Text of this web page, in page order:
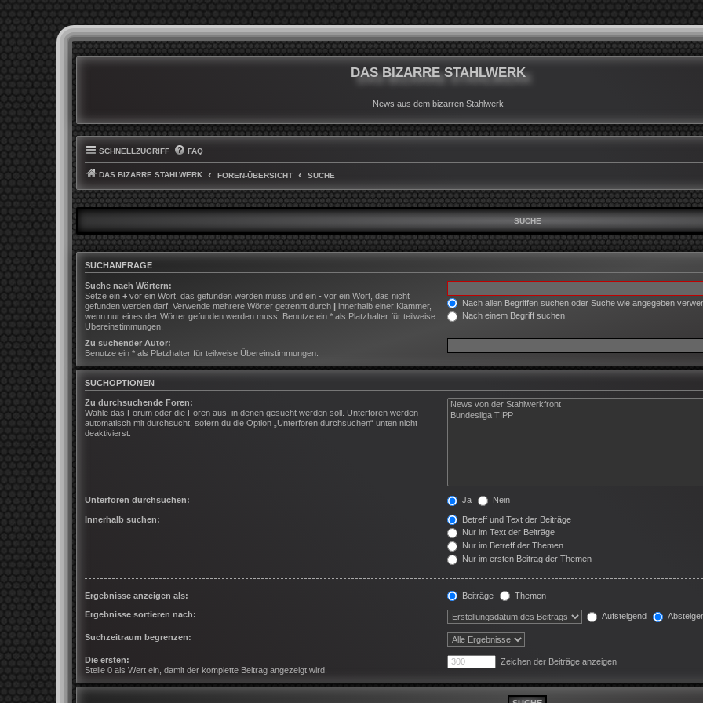
DAS BIZARRE STAHLWERK
News aus dem bizarren Stahlwerk
SCHNELLZUGRIFF FAQ
DAS BIZARRE STAHLWERK FOREN-ÜBERSICHT SUCHE
SUCHE
SUCHANFRAGE
Suche nach Wörtern:
Setze ein + vor ein Wort, das gefunden werden muss und ein - vor ein Wort, das nicht
gefunden werden darf. Verwende mehrere Wörter getrennt durch | innerhalb einer Klammer,
wenn nur eines der Wörter gefunden werden muss. Benutze ein * als Platzhalter für teilweise
Übereinstimmungen.
Nach allen Begriffen suchen oder Suche wie angegeben
Nach einem Begriff suchen
Zu suchender Autor:
Benutze ein * als Platzhalter für teilweise Übereinstimmungen.
SUCHOPTIONEN
Zu durchsuchende Foren:
Wähle das Forum oder die Foren aus, in denen gesucht werden soll. Unterforen werden
automatisch mit durchsucht, sofern du die Option „Unterforen durchsuchen“ unten nicht
deaktivierst.
Unterforen durchsuchen: Ja Nein
Innerhalb suchen:
Betreff und Text der Beiträge
Nur im Text der Beiträge
Nur im Betreff der Themen
Nur im ersten Beitrag der Themen
Ergebnisse anzeigen als: Beiträge Themen
Ergebnisse sortieren nach: Aufsteigend
Suchzeitraum begrenzen:
Die ersten:
Stelle 0 als Wert ein, damit der komplette Beitrag angezeigt wird.
Zeichen der Beiträge anzeigen